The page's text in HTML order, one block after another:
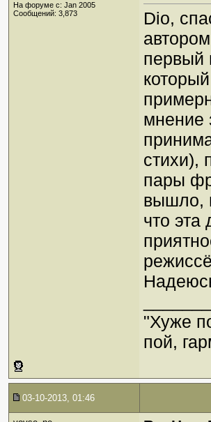
На форуме с: Jan 2005
Сообщений: 3,873
Dio,
первый
мнение
стихи),
пары
вышло,
что эта
"Хуже
пой,
03-10-2013, 01:46